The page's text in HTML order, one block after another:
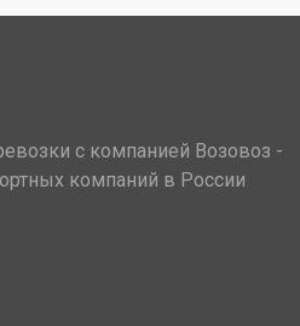
с компанией Возовоз -
компаний в России